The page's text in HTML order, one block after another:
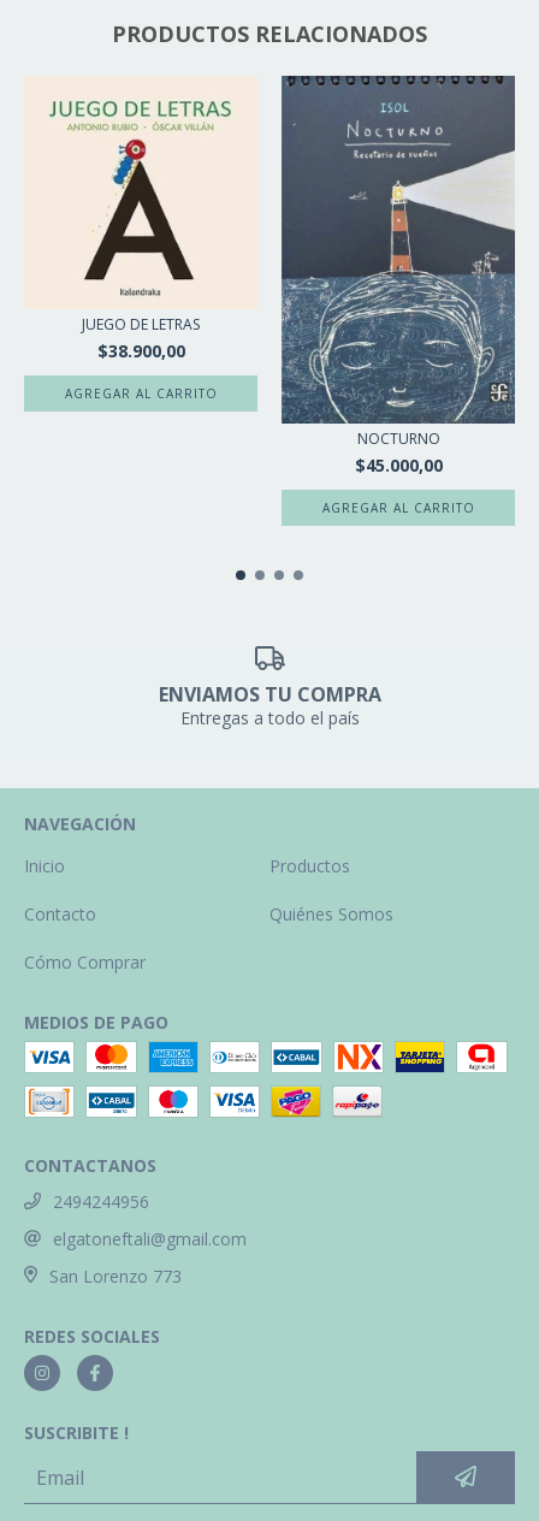
PRODUCTOS RELACIONADOS
JUEGO DE LETRAS
$38.900,00
NOCTURNO
$45.000,00
ENVIAMOS TU COMPRA
Entregas a todo el país
NAVEGACIÓN
Inicio
Productos
Contacto Quiénes Somos
Cómo Comprar
MEDIOS DE PAGO
CONTACTANOS
2494244956
elgatoneftali@gmail.com
San Lorenzo 773
REDES SOCIALES
SUSCRIBITE !